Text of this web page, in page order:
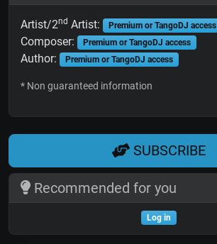
Artist/2nd Artist: Premium or TangoDJ access
Composer: Premium or TangoDJ access
Author: Premium or TangoDJ access
* Non guaranteed information
SUBSCRIBE
Recommended for you
Log in